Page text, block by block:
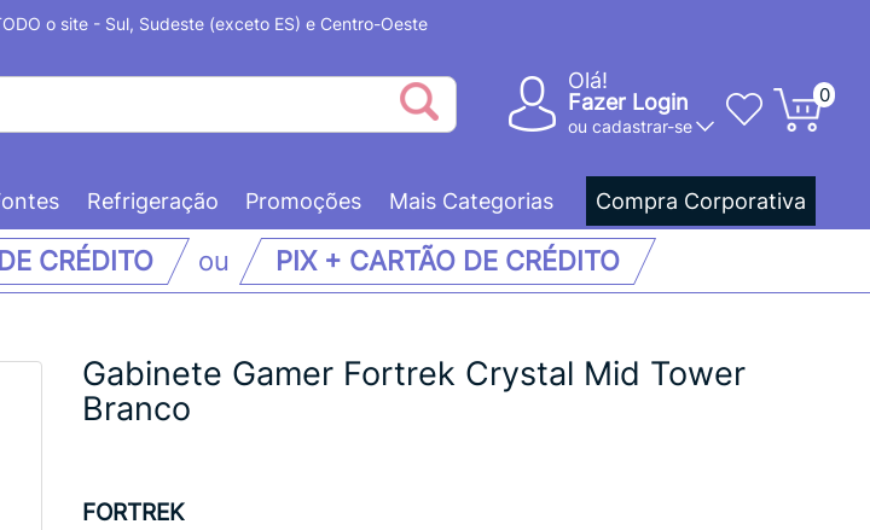
o site - Sul, Sudeste (exceto ES) e Centro-Oeste
Olá!
Fazer Login
ou cadastrar-se
0
Refrigeração Promoções Mais Categorias Compra Corporativa
CRÉDITO ou PIX + CARTÃO DE CRÉDITO
Gabinete Gamer Fortrek Crystal Mid Tower
Branco
FORTREK